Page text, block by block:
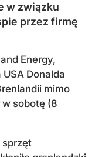
w związku
przez firmę
Energy,
Donalda
mimo
w sobotę (8
sprzęt